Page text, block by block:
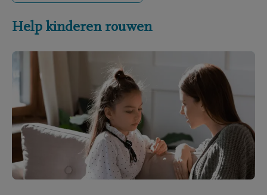
Help kinderen rouwen